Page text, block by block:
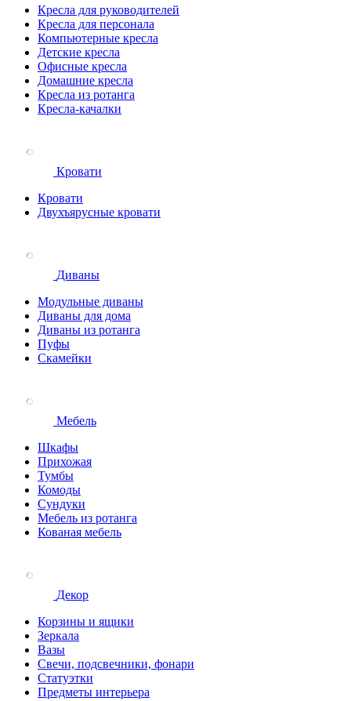
Кресла для руководителей
Кресла для персонала
Компьютерные кресла
Детские кресла
Офисные кресла
Домашние кресла
Кресла из ротанга
Кресла-качалки
Кровати
Кровати
Двухъярусные кровати
Диваны
Модульные диваны
Диваны для дома
Диваны из ротанга
Пуфы
Скамейки
Мебель
Шкафы
Прихожая
Тумбы
Комоды
Сундуки
Мебель из ротанга
Кованая мебель
Декор
Корзины и ящики
Зеркала
Вазы
Свечи, подсвечники, фонари
Статуэтки
Предметы интерьера